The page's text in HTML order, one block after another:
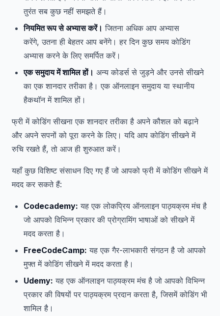
तुरंत सब कुछ नहीं समझते हैं।
नियमित रूप से अभ्यास करें। जितना अधिक आप अभ्यास
करेंगे, उतना ही बेहतर आप बनेंगे। हर दिन कुछ समय कोडिंग
अभ्यास करने के लिए समर्पित करें।
एक समुदाय में शामिल हों। अन्य कोडर्स से जुड़ने और उनसे सीखने
का एक शानदार तरीका है। एक ऑनलाइन समुदाय या स्थानीय
हैकथॉन में शामिल हों।
फ्री में कोडिंग सीखना एक शानदार तरीका है अपने कौशल को बढ़ाने
और अपने सपनों को पूरा करने के लिए। यदि आप कोडिंग सीखने में
रुचि रखते हैं, तो आज ही शुरुआत करें।
यहाँ कुछ विशिष्ट संसाधन दिए गए हैं जो आपको फ्री में कोडिंग सीखने में
मदद कर सकते हैं:
Codecademy: यह एक लोकप्रिय ऑनलाइन पाठ्यक्रम मंच है
जो आपको विभिन्न प्रकार की प्रोग्रामिंग भाषाओं को सीखने में
मदद करता है।
FreeCodeCamp: यह एक गैर-लाभकारी संगठन है जो आपको
मुफ्त में कोडिंग सीखने में मदद करता है।
Udemy: यह एक ऑनलाइन पाठ्यक्रम मंच है जो आपको विभिन्न
प्रकार की विषयों पर पाठ्यक्रम प्रदान करता है, जिसमें कोडिंग भी
शामिल है।